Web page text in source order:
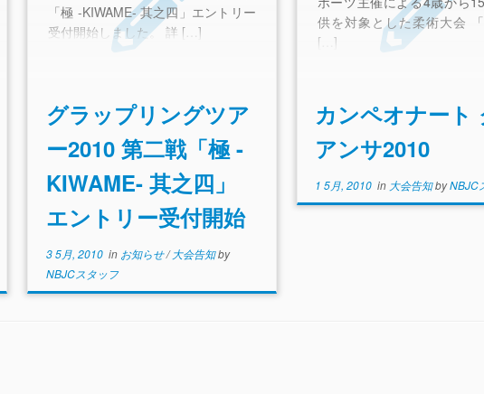
「極 -KIWAME- 其之四」エントリー
受付開始しました。 詳 […]
グラップリングツア
ー2010 第二戦「極 -
KIWAME- 其之四」
エントリー受付開始
3 5月, 2010in お知らせ/大会告知by
NBJCスタッフ
供を対象とした柔術大会
[…]
カンペオナート
アンサ2010
1 5月, 2010in 大会告知byNBJC